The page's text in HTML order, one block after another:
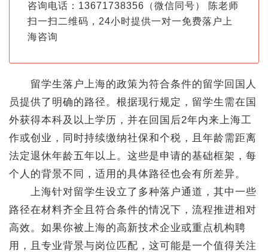
咨询电话：13671738356（微信同号） 陈老师
扫一扫二维码，24小时提供一对一免费落户上
海咨询
留学生落户上海的政策为符合条件的留学回国人
员提供了明确的路径。根据现行规定，留学生需在国
外获得本科及以上学历，并在回国后2年内来上海工
作或创业，同时持续缴纳社保和个税，且年龄需距离
法定退休年龄五年以上。这些是申请的基础框架，每
个人的背景不同，适用的具体路径也会有所差异。
上海针对留学生设立了多种落户通道，其中一些
路径在材料齐全且符合条件的情况下，流程推进相对
高效。如果你被上海的高新技术企业或重点机构聘
用，且专业背景与岗位匹配，这可能是一个值得关注